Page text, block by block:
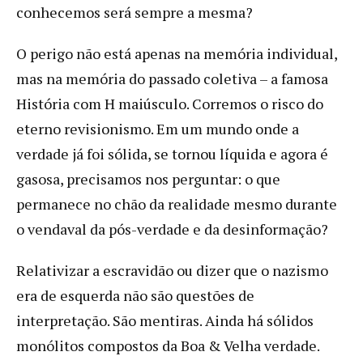
conhecemos será sempre a mesma?
O perigo não está apenas na memória individual,
mas na memória do passado coletiva – a famosa
História com H maiúsculo. Corremos o risco do
eterno revisionismo. Em um mundo onde a
verdade já foi sólida, se tornou líquida e agora é
gasosa, precisamos nos perguntar: o que
permanece no chão da realidade mesmo durante
o vendaval da pós-verdade e da desinformação?
Relativizar a escravidão ou dizer que o nazismo
era de esquerda não são questões de
interpretação. São mentiras. Ainda há sólidos
monólitos compostos da Boa & Velha verdade.